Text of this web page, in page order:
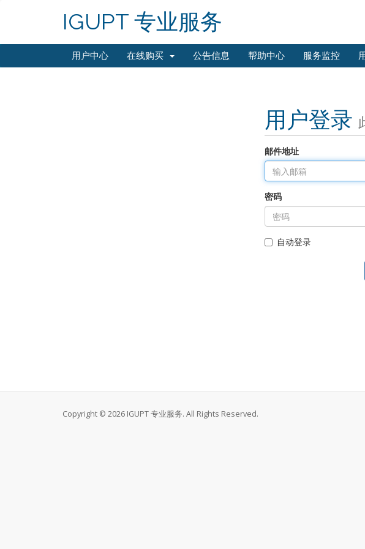
IGUPT 专业服务
用户中心 在线购买 公告信息 帮助中心 服务监控
用户登录
邮件地址
密码
自动登录
Copyright © 2026 IGUPT 专业服务. All Rights Reserved.